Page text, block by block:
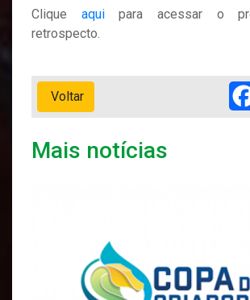
Clique aquipara acessar o
retrospecto.
Voltar
Mais notícias